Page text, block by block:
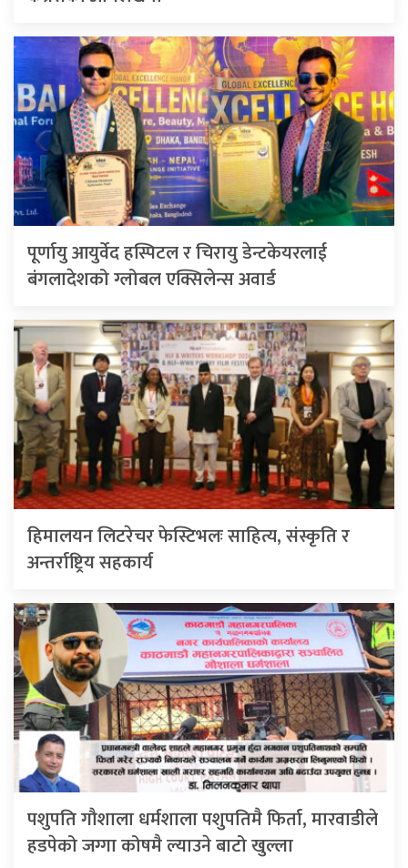
पूर्णायु आयुर्वेद हस्पिटल र चिरायु डेन्टकेयरलाई
बंगलादेशको ग्लोबल एक्सिलेन्स अवार्ड
हिमालयन लिटरेचर फेस्टिभलः साहित्य, संस्कृति र
अन्तर्राष्ट्रिय सहकार्य
पशुपति गौशाला धर्मशाला पशुपतिमै फिर्ता, मारवाडीले
हडपेको जग्गा कोषमै ल्याउने बाटो खुल्ला